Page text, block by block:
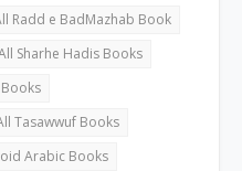
Radd e BadMazhab Book
Sharhe Hadis Books
Tasawwuf Books
Arabic Books